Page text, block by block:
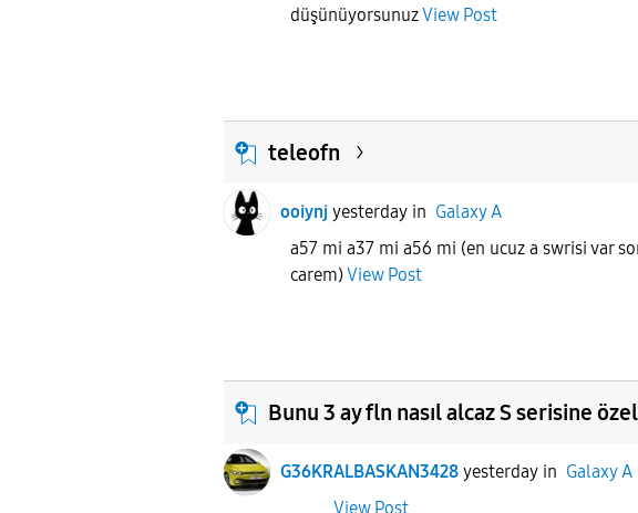
düşünüyorsunuzView Post
teleofn
ooiynj yesterday in Galaxy A
a57 mi a37 mi a56 mi (en ucuz a swrisi var
carem)View Post
Bunu 3 ay fln nasıl alcaz S serisine
G36KRALBASKAN3428 yesterday in Galaxy A
View Post